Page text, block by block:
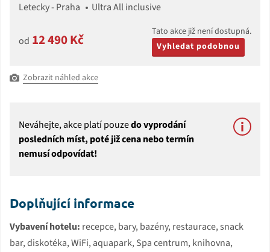
Letecky - Praha Ultra All inclusive
od 12 490 Kč
Tato akce již není dostupná.
Vyhledat podobnou
Zobrazit náhled akce
Neváhejte, akce platí pouzedo vyprodání
posledních míst, poté již cena nebo termín
nemusí odpovídat!
Doplňující informace
Vybavení hotelu: recepce, bary, bazény, restaurace, snack
bar, diskotéka, WiFi, aquapark, Spa centrum, knihovna,